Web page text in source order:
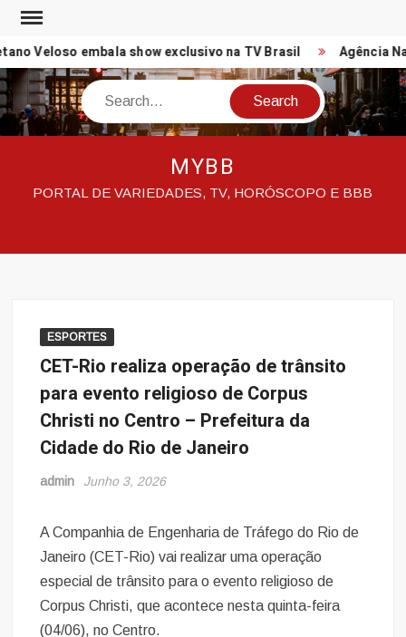
Skip
content
Veloso embala show exclusivo na TV Brasil Agência
Search
MYBB
PORTAL DE VARIEDADES, TV, HORÓSCOPO E BBB
ESPORTES
CET-Rio realiza operação de trânsito
para evento religioso de Corpus
Christi no Centro – Prefeitura da
Cidade do Rio de Janeiro
admin Junho 3, 2026
A Companhia de Engenharia de Tráfego do Rio de
Janeiro (CET-Rio) vai realizar uma operação
especial de trânsito para o evento religioso de
Corpus Christi, que acontece nesta quinta-feira
(04/06), no Centro.